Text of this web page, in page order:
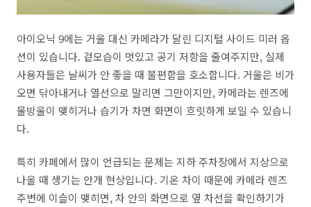
아이오닉 9에는 거울 대신 카메라가 달린 디지털 사이드 미러 옵
션이 있습니다. 겉모습이 멋있고 공기 저항을 줄여주지만, 실제
사용자들은 날씨가 안 좋을 때 불편함을 호소합니다. 거울은 비가
오면 닦아내거나 열선으로 말리면 그만이지만, 카메라는 렌즈에
물방울이 맺히거나 습기가 차면 화면이 흐릿하게 보일 수 있습니
다.
특히 카페에서 많이 언급되는 문제는 지하 주차장에서 지상으로
나올 때 생기는 안개 현상입니다. 기온 차이 때문에 카메라 렌즈
주변에 이슬이 맺히면, 차 안의 화면으로 옆 차선을 확인하기가